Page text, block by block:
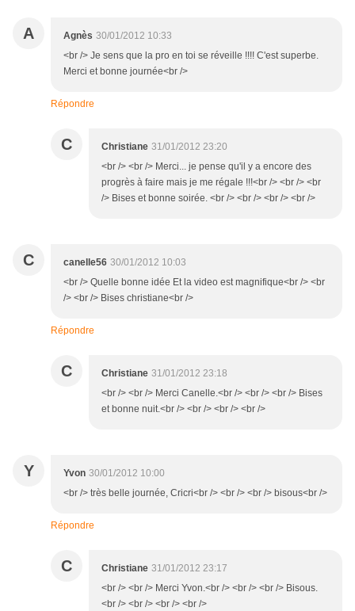
A Agnès 30/01/2012 10:33
<br /> Je sens que la pro en toi se réveille !!!! C'est superbe.
Merci et bonne journée<br />
Répondre
C Christiane 31/01/2012 23:20
<br /> <br /> Merci... je pense qu'il y a encore des
progrès à faire mais je me régale !!!<br /> <br /> <br
/> Bises et bonne soirée. <br /> <br /> <br /> <br />
C canelle56 30/01/2012 10:03
<br /> Quelle bonne idée Et la video est magnifique<br /> <br
/> <br /> Bises christiane<br />
Répondre
C Christiane 31/01/2012 23:18
<br /> <br /> Merci Canelle.<br /> <br /> <br /> Bises
et bonne nuit.<br /> <br /> <br /> <br />
Y Yvon 30/01/2012 10:00
<br /> très belle journée, Cricri<br /> <br /> <br /> bisous<br />
Répondre
C Christiane 31/01/2012 23:17
<br /> <br /> Merci Yvon.<br /> <br /> <br /> Bisous.
<br /> <br /> <br /> <br />